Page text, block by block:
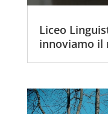
Liceo
innoviamo il